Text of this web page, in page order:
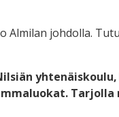
johdolla.
Tarjolla